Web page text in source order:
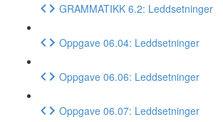
GRAMMATIKK 6.2: Leddsetninger
Oppgave 06.04: Leddsetninger
Oppgave 06.06: Leddsetninger
Oppgave 06.07: Leddsetninger